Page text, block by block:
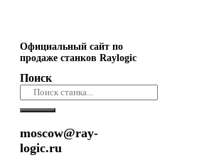
Официальный сайт по
продаже станков Raylogic
Поиск
moscow@ray-
logic.ru